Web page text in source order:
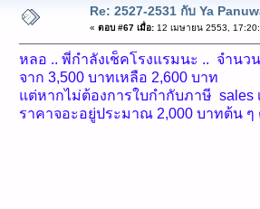
Re: 2527-2531 กับ Ya
« ตอบ #67 เมื่อ:12 เมษายน 2553,
หลอ .. พี่กำลังเช็คโรงแรมนะ .. จำนว
จาก 3,500 บาทเหลือ 2,600 บาท
แต่หากไม่ต้องการใบกำกับภาษี sales
ราคาจอะอยู่ประมาณ 2,000 บาทต้น ๆ